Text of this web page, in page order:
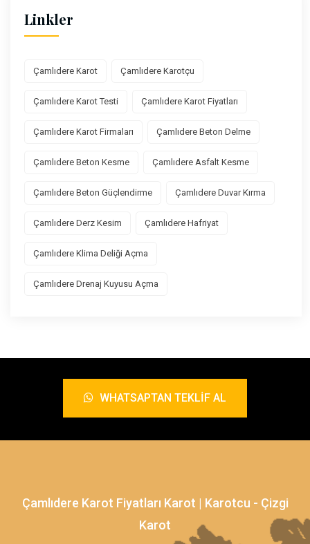
Linkler
Çamlıdere Karot Çamlıdere Karotçu
Çamlıdere Karot Testi Çamlıdere Karot Fiyatları
Çamlıdere Karot Firmaları Çamlıdere Beton Delme
Çamlıdere Beton Kesme Çamlıdere Asfalt Kesme
Çamlıdere Beton Güçlendirme Çamlıdere Duvar Kırma
Çamlıdere Derz Kesim Çamlıdere Hafriyat
Çamlıdere Klima Deliği Açma
Çamlıdere Drenaj Kuyusu Açma
WHATSAPTAN TEKLIF AL
Çamlıdere Karot Fiyatları Karot | Karotcu - Çizgi
Karot